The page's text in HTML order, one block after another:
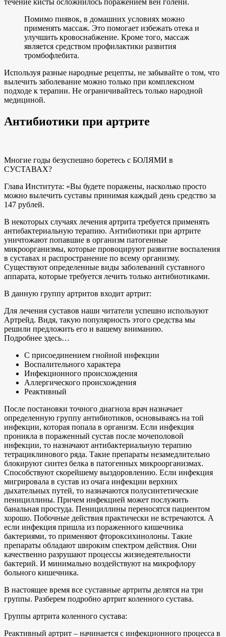
течение кисты осложнилось поражением вен голени.
Помимо пиявок, в домашних условиях можно
применять массаж. Это помогает избежать отека и
улучшить кровоснабжение. Кроме того, массаж
является средством профилактики развития
тромбофлебита.
Используя разные народные рецепты, не забывайте о том, что
вылечить заболевание можно только при комплексном
подходе к терапии. Не ограничивайтесь только народной
медициной.
Антибиотики при артрите
Многие годы безуспешно боретесь с БОЛЯМИ в
СУСТАВАХ?
Глава Института: «Вы будете поражены, насколько просто
можно вылечить суставы принимая каждый день средство за
147 рублей.
В некоторых случаях лечения артрита требуется применять
антибактериальную терапию. Антибиотики при артрите
уничтожают попавшие в организм патогенные
микроорганизмы, которые провоцируют развитие воспаления
в суставах и распространение по всему организму.
Существуют определенные виды заболеваний суставного
аппарата, которые требуется лечить только антибиотиками.
В данную группу артритов входит артрит:
Для лечения суставов наши читатели успешно используют
Артрейд. Видя, такую популярность этого средства мы
решили предложить его и вашему вниманию.
Подробнее здесь…
С присоединением гнойной инфекции
Воспалительного характера
Инфекционного происхождения
Аллергического происхождения
Реактивный
После постановки точного диагноза врач назначает
определенную группу антибиотиков, основываясь на той
инфекции, которая попала в организм. Если инфекция
проникла в пораженный сустав после мочеполовой
инфекции, то назначают антибактериальную терапию
тетрациклинового ряда. Такие препараты незамедлительно
блокируют синтез белка в патогенных микроорганизмах.
Способствуют скорейшему выздоровлению. Если инфекция
мигрировала в сустав из очага инфекции верхних
дыхательных путей, то назначаются полусинтетические
пенициллины. Причем инфекцией может послужить
банальная простуда. Пенициллины переносятся пациентом
хорошо. Побочные действия практически не встречаются. А
если инфекция пришла из пораженного кишечника
бактериями, то применяют фтороксихинолоны. Такие
препараты обладают широким спектром действия. Они
качественно разрушают процессы жизнедеятельности
бактерий. И минимально воздействуют на микрофлору
больного кишечника.
В настоящее время все суставные артриты делятся на три
группы. Разберем подробно артрит коленного сустава.
Группы артрита коленного сустава:
Реактивный артрит – начинается с инфекционного процесса в